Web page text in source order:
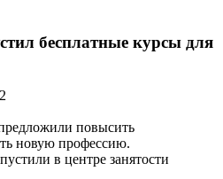
бесплатные курсы для
повысить
новую профессию.
в центре занятости